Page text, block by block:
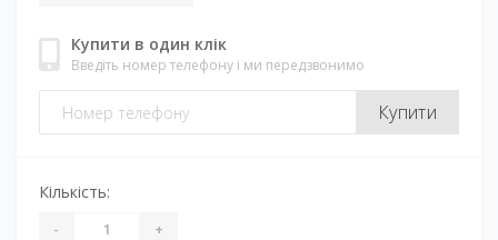
Купити в один клік
Введіть номер телефону і ми передзвонимо
Купити
Кількість:
- +